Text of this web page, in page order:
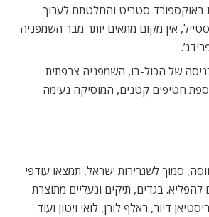
באוקספורד סטריט והחלטתם לערוך
אין מקום מתאים יותר מבר השמפניה
של הכול-בו, השמפניה צרפתית
חטיפים קטנים, המוסיקה נעימה
סמוך לשגרירות ישראל, תמצאו עודפי
להפליא. בגדים, תיקים ונעליים מתוצרת
דיור, ראלף לורן, לואי ויטון ועוד.